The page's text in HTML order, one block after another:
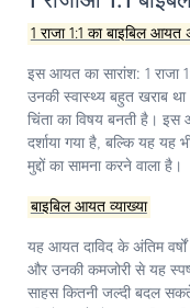
1 राजा 1:1 का बाइबिल आयत
इस आयत का सारांश: 1 राजा
उनकी स्वास्थ्य बहुत खराब
चिंता का विषय बनती है। इस
दर्शाया गया है, बल्कि यह
मुद्दों का सामना करने वाला है।
बाइबिल आयत व्याख्या
यह आयत दाविद के अंतिम वर्षों
और उनकी कमजोरी से यह
साहस कितनी जल्दी बदल